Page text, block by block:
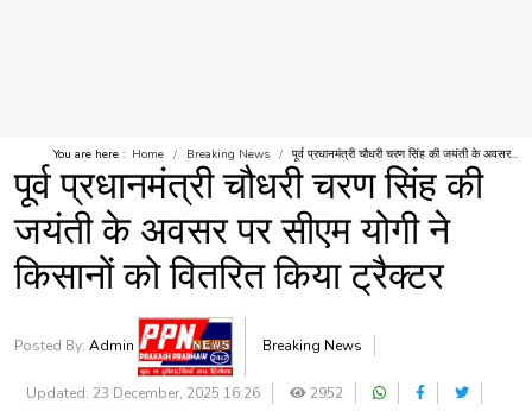
You are here : Home Breaking News पूर्व प्रधानमंत्री चौधरी चरण सिंह की जयंती के अवसर...
पूर्व प्रधानमंत्री चौधरी चरण सिंह की
जयंती के अवसर पर सीएम योगी ने
किसानों को वितरित किया ट्रैक्टर
Posted By: Admin Breaking News
Updated: 23 December, 2025 16:26 2952